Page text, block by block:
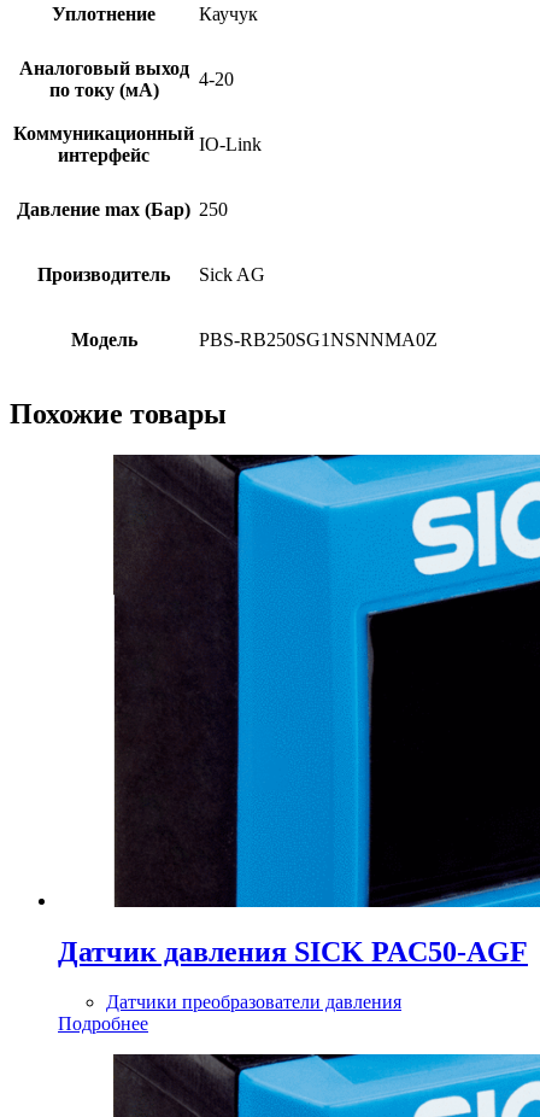
Уплотнение Каучук
Аналоговый выход
по току (мА)
4-20
Коммуникационный
интерфейс
IO-Link
Давление max (Бар) 250
Производитель Sick AG
Модель PBS-RB250SG1NSNNMA0Z
Похожие товары
Датчик давления SICK PAC50-AGF
Датчики преобразователи давления
Подробнее